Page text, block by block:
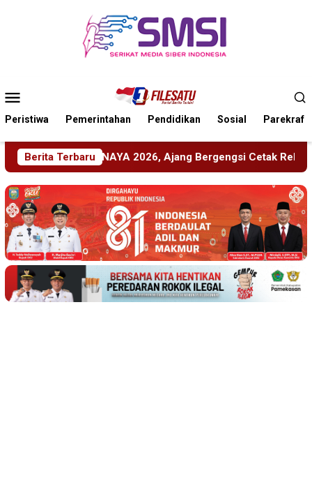
Mobile
Peristiwa Pemerintahan Pendidikan Sosial Parekraf
Berita Terbaru
Cetak Relawan Muda Berprestasi Imigrasi